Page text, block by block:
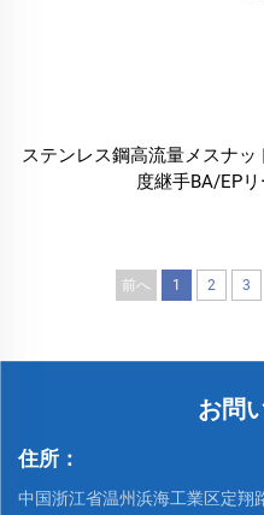
ステンレス鋼高流量メスナッ
度継手BA/EP
前へ 1 2 3
お問
住所：
中国浙江省温州浜海工業区定翔